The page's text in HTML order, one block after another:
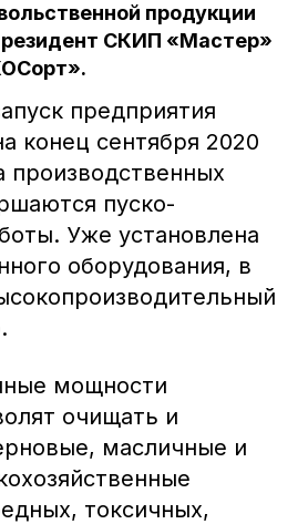
продукции
СКИП «Мастер»
предприятия
конец сентября 2020
производственных
пуско-
Уже установлена
оборудования, в
мощности
очищать и
масличные и
токсичных,